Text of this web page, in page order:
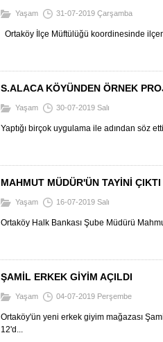
Yaşam 31-07-2019 Çarşamba
Ortaköy İlçe Müftülüğü koordinesinde
S.ALACA KÖYÜNDEN ÖRNEK
Yaşam 30-07-2019 Salı
Yaptığı birçok uygulama ile adından söz
MAHMUT MÜDÜR'ÜN TAYİNİ ÇIKTI
Yaşam 16-07-2019 Salı
Ortaköy Halk Bankası Şube Müdürü Mahmut
ŞAMİL ERKEK GİYİM AÇILDI
Yaşam 04-07-2019 Perşembe
Ortaköy'ün yeni erkek giyim mağazası
12'd...